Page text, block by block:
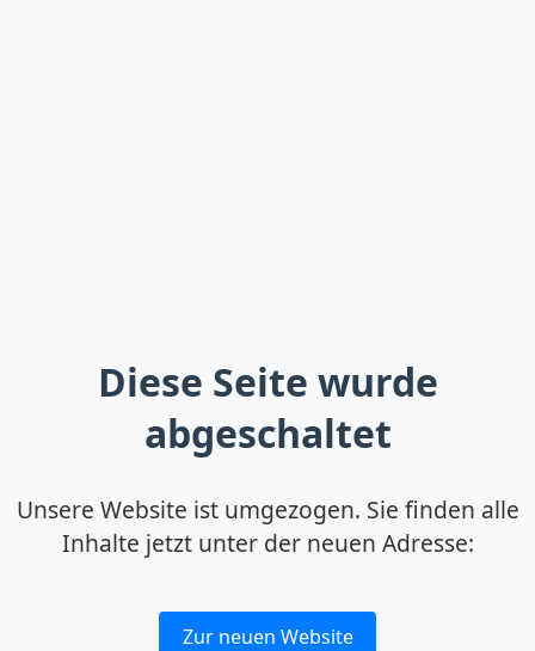
Diese Seite wurde
abgeschaltet
Unsere Website ist umgezogen. Sie finden alle
Inhalte jetzt unter der neuen Adresse:
Zur neuen Website